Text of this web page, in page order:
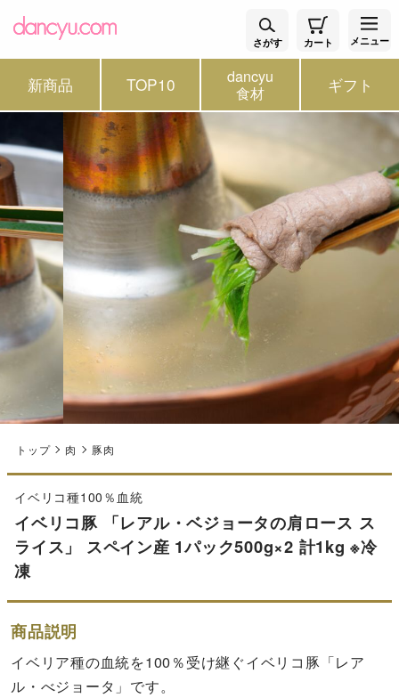
さがす カート メニュー
新商品 TOP10 dancyu
食材 ギフト
トップ 肉 豚肉
イベリコ種100％血統
イベリコ豚 「レアル・ベジョータの肩ロース ス
ライス」 スペイン産 1パック500g×2 計1kg ※冷
凍
商品説明
イベリア種の血統を100％受け継ぐイベリコ豚「レア
ル・べジョータ」です。